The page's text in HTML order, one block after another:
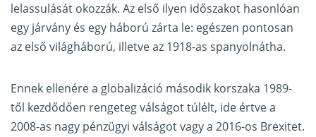
lelassulását okozzák. Az első ilyen időszakot hasonlóan
egy járvány és egy háború zárta le: egészen pontosan
az első világháború, illetve az 1918-as spanyolnátha.
Ennek ellenére a globalizáció második korszaka 1989-
től kezdődően rengeteg válságot túlélt, ide értve a
2008-as nagy pénzügyi válságot vagy a 2016-os Brexitet.